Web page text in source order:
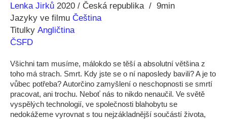
Režie
Lenka Jirků
Rok 2020 Česká republika
9min
Jazyky ve filmu Čeština
Titulky Angličtina
ČSFD
Všichni tam musíme, málokdo se těší a absolutní většina z
toho má strach. Smrt. Kdy jste se o ní naposledy bavili? A je to
vůbec potřeba? Autorčino zamyšlení o neschopnosti se smrtí
pracovat, ani trochu. Neboť nás to nikdo nenaučil. Ve světě
vyspělých technologií, ve společnosti blahobytu se
nedokážeme vyrovnat s tou nejzákladnější součástí života,